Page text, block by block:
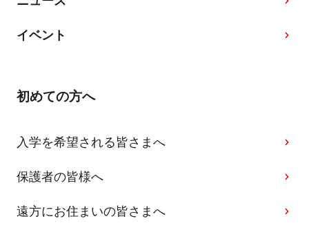
イベント
初めての方へ
入学を希望される皆さまへ
保護者の皆様へ
遠方にお住まいの皆さまへ